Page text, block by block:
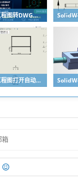
SolidWorks工程图转DWG映射文件制作方法
SolidWorks工程图打开自动全屏方法